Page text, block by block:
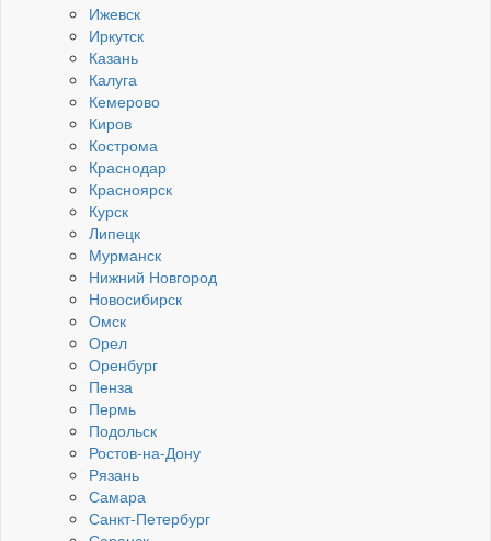
Ижевск
Иркутск
Казань
Калуга
Кемерово
Киров
Кострома
Краснодар
Красноярск
Курск
Липецк
Мурманск
Нижний Новгород
Новосибирск
Омск
Орел
Оренбург
Пенза
Пермь
Подольск
Ростов-на-Дону
Рязань
Самара
Санкт-Петербург